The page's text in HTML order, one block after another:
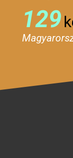
129